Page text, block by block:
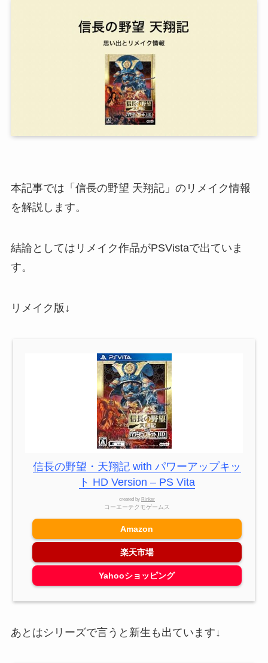
本記事では「信長の野望 天翔記」のリメイク情報
を解説します。
結論としてはリメイク作品がPSVistaで出ていま
す。
リメイク版↓
信長の野望・天翔記 with パワーアップキッ
ト HD Version – PS Vita
created by Rinker
コーエーテクモゲームス
Amazon
楽天市場
Yahooショッピング
あとはシリーズで言うと新生も出ています↓